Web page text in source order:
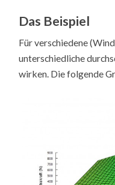
Das Beispiel
Für verschiedene
unterschiedliche
wirken. Die folgende